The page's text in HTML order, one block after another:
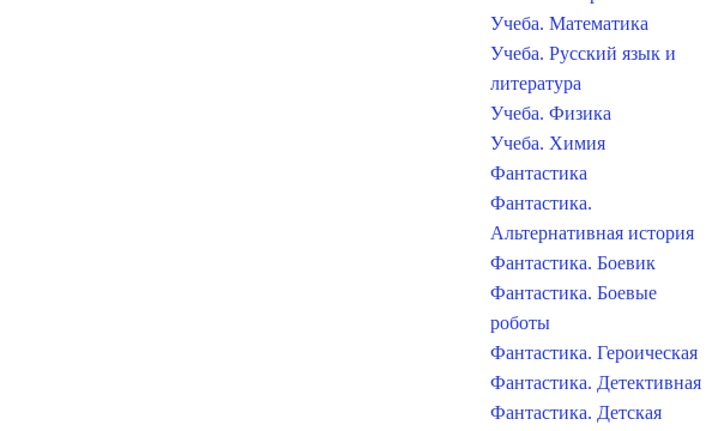
Учеба. Математика
Учеба. Русский язык и
литература
Учеба. Физика
Учеба. Химия
Фантастика
Фантастика.
Альтернативная история
Фантастика. Боевик
Фантастика. Боевые
роботы
Фантастика. Героическая
Фантастика. Детективная
Фантастика. Детская